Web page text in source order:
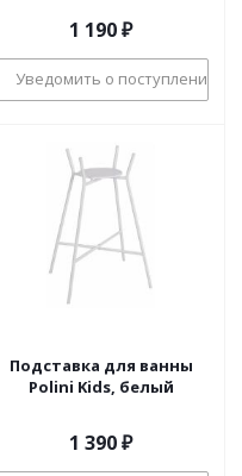
1 190₽
Уведомить о поступлении
Подставка для ванны
Polini Kids, белый
1 390₽